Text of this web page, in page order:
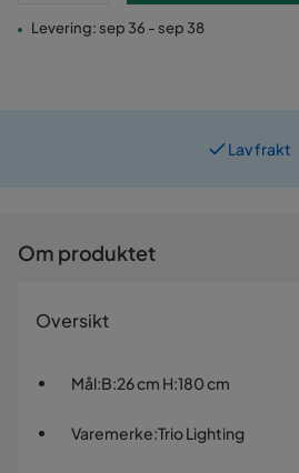
Levering: sep 36 - sep 38
Lav frakt
Om produktet
Oversikt
Mål:B:26 cm H:180 cm
Varemerke:Trio Lighting